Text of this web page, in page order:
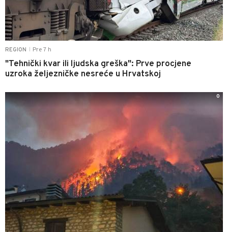
REGION Pre 7 h
"Tehnički kvar ili ljudska greška": Prve procjene
uzroka željezničke nesreće u Hrvatskoj
0